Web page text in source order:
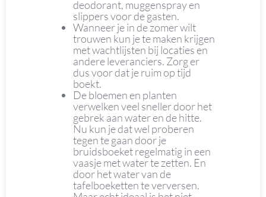
deodorant, muggenspray en
slippers voor de gasten.
Wanneer je in de zomer wilt
trouwen kun je te maken krijgen
met wachtlijsten bij locaties en
andere leveranciers. Zorg er
dus voor dat je ruim op tijd
boekt.
De bloemen en planten
verwelken veel sneller door het
gebrek aan water en de hitte.
Nu kun je dat wel proberen
tegen te gaan door je
bruidsboeket regelmatig in een
vaasje met water te zetten. En
door het water van de
tafelboeketten te verversen.